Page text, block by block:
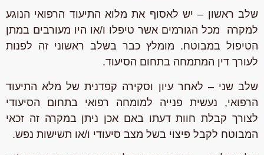
שלב ראשון – יש לאסוף את מלוא התיעוד הרפואי הנוגע
למקרה מכל הגורמים אשר טיפלו ו/או היו מעורבים במתן
הטיפול במבוטח. מומלץ כבר בשלב ראשוני זה לפנות
לעורך דין המתמחה בתחום הסיעוד.
שלב שני – לאחר עיון וסקירה קפדנית של מלא התיעוד
הרפואי, נעשית פנייה למומחה רפואי בתחום הסיעודי
לצורך קבלת חוות דעתו באם אכן ניתן במקרה זה זכאי
המבוטח לקבל פיצוי בשל מצב סיעודי ו/או תשישות נפש.